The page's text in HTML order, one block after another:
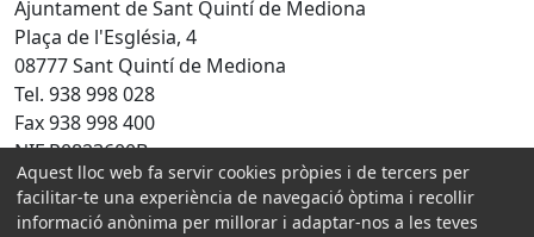
Ajuntament de Sant Quintí de Mediona
Plaça de l'Església, 4
08777 Sant Quintí de Mediona
Tel. 938 998 028
Fax 938 998 400
NIF P0823600B
Amb la col·laboració de:
Aquest lloc web fa servir cookies pròpies i de tercers per
facilitar-te una experiència de navegació òptima i recollir
informació anònima per millorar i adaptar-nos a les teves